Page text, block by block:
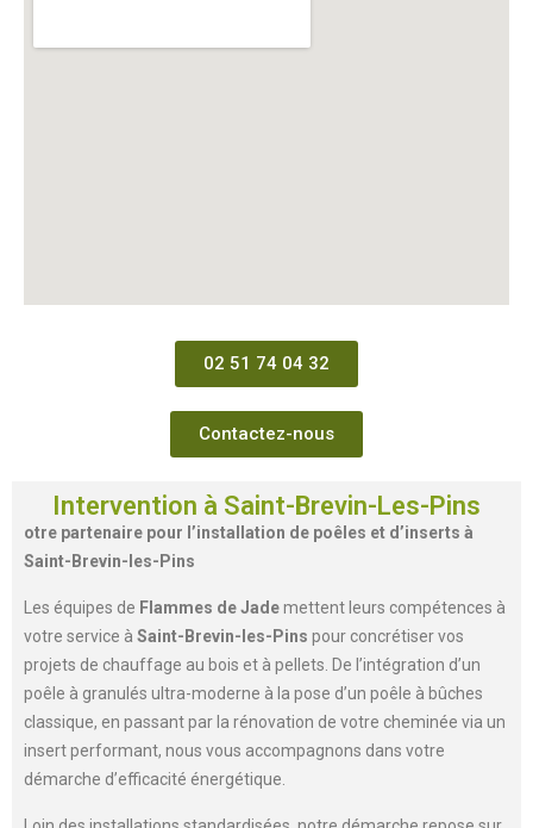
02 51 74 04 32
Contactez-nous
Intervention à Saint-Brevin-Les-Pins
otre partenaire pour l’installation de poêles et d’inserts à
Saint-Brevin-les-Pins
Les équipes de Flammes de Jademettent leurs compétences à
votre service à Saint-Brevin-les-Pins pour concrétiser vos
projets de chauffage au bois et à pellets. De l’intégration d’un
poêle à granulés ultra-moderne à la pose d’un poêle à bûches
classique, en passant par la rénovation de votre cheminée via un
insert performant, nous vous accompagnons dans votre
démarche d’efficacité énergétique.